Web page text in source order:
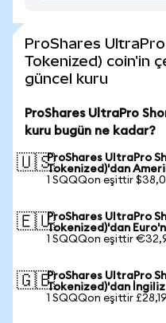
ProShares
Tokenized) coin'in
güncel kuru
ProShares UltraPro
kuru bugün ne kadar?
🇺🇸ProShares UltraPro
Tokenized)'dan
1 SQQQon eşittir
🇪🇺ProShares UltraPro
Tokenized)'dan
1 SQQQon eşittir
🇬🇧ProShares UltraPro
Tokenized)'dan
1 SQQQon eşittir £28,19